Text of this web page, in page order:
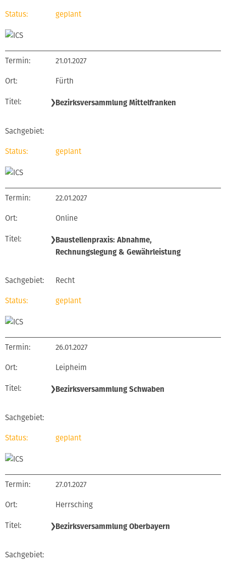
geplant
21.01.2027
Fürth
❯Bezirksversammlung Mittelfranken
geplant
22.01.2027
Online
❯Baustellenpraxis: Abnahme,
Rechnungslegung & Gewährleistung
Recht
geplant
26.01.2027
Leipheim
❯Bezirksversammlung Schwaben
geplant
27.01.2027
Herrsching
❯Bezirksversammlung Oberbayern